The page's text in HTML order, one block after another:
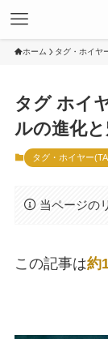
ホーム タグ・ホイヤ
タグ ホイ
ルの進化と
タグ・ホイヤー
当ページの
この記事は約